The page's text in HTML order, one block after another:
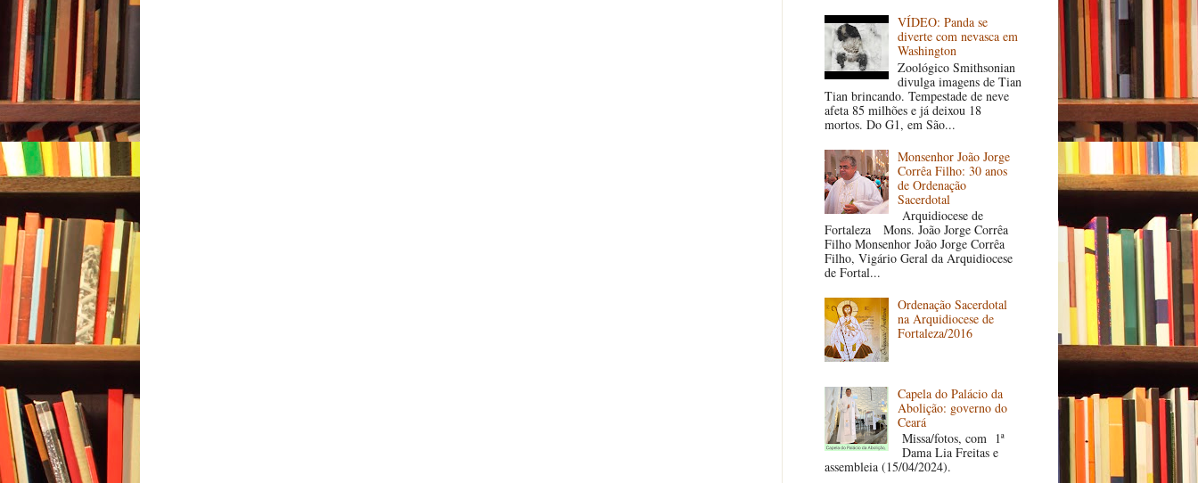
VÍDEO: Panda se
diverte com nevasca em
Washington
Zoológico Smithsonian
divulga imagens de Tian
Tian brincando. Tempestade de neve
afeta 85 milhões e já deixou 18
mortos. Do G1, em São...
Monsenhor João Jorge
Corrêa Filho: 30 anos
de Ordenação
Sacerdotal
Arquidiocese de
Fortaleza Mons. João Jorge Corrêa
Filho Monsenhor João Jorge Corrêa
Filho, Vigário Geral da Arquidiocese
de Fortal...
Ordenação Sacerdotal
na Arquidiocese de
Fortaleza/2016
Capela do Palácio da
Abolição: governo do
Ceará
Missa/fotos, com 1ª
Dama Lia Freitas e
assembleia (15/04/2024).